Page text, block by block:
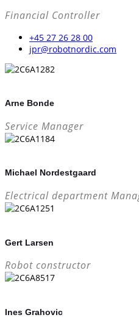
Financial Controller
+45 27 26 28 00
jpr@robotnordic.com
Arne Bonde
Service Manager
Michael Nordestgaard
Electrical department
Gert Larsen
Robot constructor
Ines Grahovic